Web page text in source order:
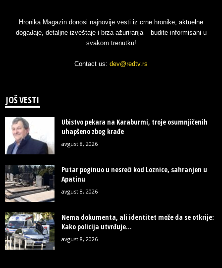
Hronika Magazin donosi najnovije vesti iz crne hronike, aktuelne
događaje, detaljne izveštaje i brza ažuriranja – budite informisani u
svakom trenutku!
Contact us: dev@redtv.rs
JOŠ VESTI
Ubistvo pekara na Karaburmi, troje osumnjičenih
uhapšeno zbog krađe
avgust 8, 2026
Putar poginuo u nesreći kod Loznice, sahranjen u
Apatinu
avgust 8, 2026
Nema dokumenta, ali identitet može da se otkrije:
Kako policija utvrđuje...
avgust 8, 2026